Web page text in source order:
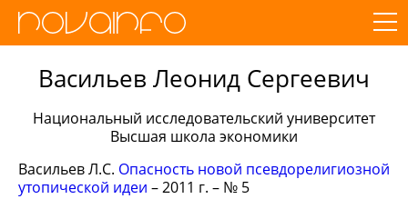
Васильев Леонид Сергеевич
Национальный исследовательский университет
Высшая школа экономики
Васильев Л.С. Опасность новой псевдорелигиозной
утопической идеи – 2011 г. – № 5